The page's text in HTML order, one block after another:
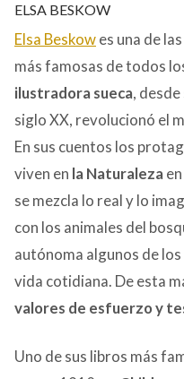
ELSA BESKOW
Elsa Beskowes una de
más famosas de todos
ilustradora sueca,
siglo XX, revolucionó el
En sus cuentos los
viven en la Naturaleza
se mezcla lo real y lo
con los animales del
autónoma algunos de
vida cotidiana. De esta
valores de esfuerzo y
Uno de sus libros más